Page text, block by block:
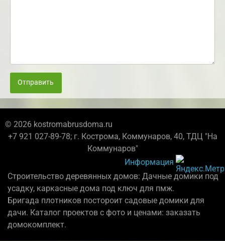
Отправить
© 2026 kostromabrusdoma.ru
+7 921 027-89-78; г. Кострома, Коммунаров, 40, ТДЦ "На
Коммунаров"
Информация
Строительство деревянных домов: Дачные домики под
усадку, каркасные дома под ключ для пмж.
Бригада плотников постороит садовые домики для
дачи. Каталог проектов с фото и ценами: заказать
домокомплект.